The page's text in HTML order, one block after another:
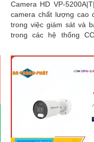
Camera HD VP-
camera chất lượng cao
trong việc giám sát và
trong các hệ thống CCTV.